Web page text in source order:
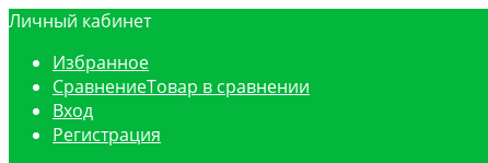
Личный кабинет
Избранное
СравнениеТовар в сравнении
Вход
Регистрация